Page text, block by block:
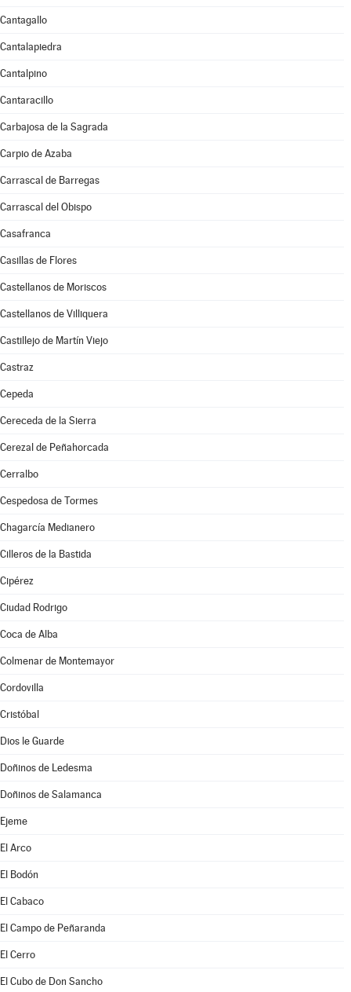
Cantagallo
Cantalapiedra
Cantalpino
Cantaracillo
Carbajosa de la Sagrada
Carpio de Azaba
Carrascal de Barregas
Carrascal del Obispo
Casafranca
Casillas de Flores
Castellanos de Moriscos
Castellanos de Villiquera
Castillejo de Martín Viejo
Castraz
Cepeda
Cereceda de la Sierra
Cerezal de Peñahorcada
Cerralbo
Cespedosa de Tormes
Chagarcía Medianero
Cilleros de la Bastida
Cipérez
Ciudad Rodrigo
Coca de Alba
Colmenar de Montemayor
Cordovilla
Cristóbal
Dios le Guarde
Doñinos de Ledesma
Doñinos de Salamanca
Ejeme
El Arco
El Bodón
El Cabaco
El Campo de Peñaranda
El Cerro
El Cubo de Don Sancho